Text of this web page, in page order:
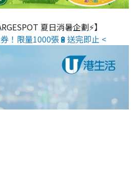
夏日消暑企劃⚡】
！限量1000張🔋送完即止 <